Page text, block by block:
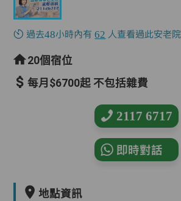
過去48小時內有62 人查看過此安老院
20個宿位
每月$6700起 不包括雜費
2117 6717
即時對話
地點資訊